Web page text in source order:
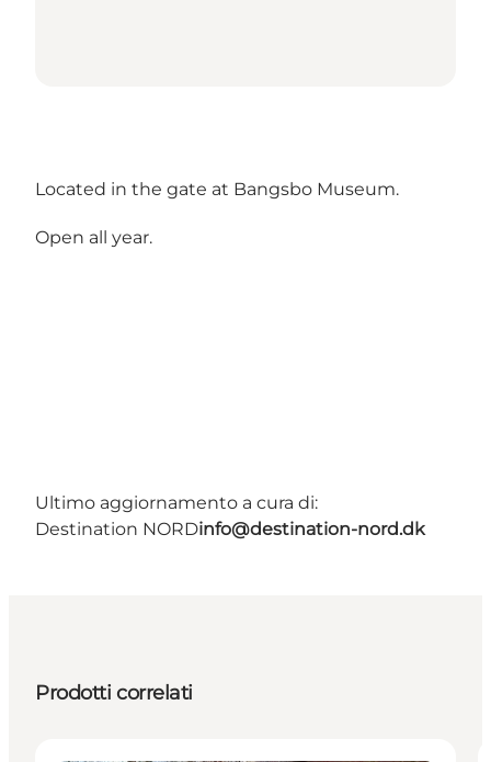
Located in the gate at Bangsbo Museum.
Open all year.
Ultimo aggiornamento a cura di:
Destination NORDinfo@destination-nord.dk
Prodotti correlati